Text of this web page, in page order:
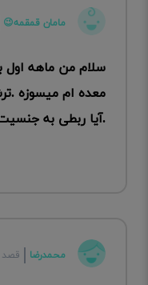
مامان قمقمه😉
سلام من ماهه
معده ام میسوزه
.آیا ربطی به
محمدرضا قصد